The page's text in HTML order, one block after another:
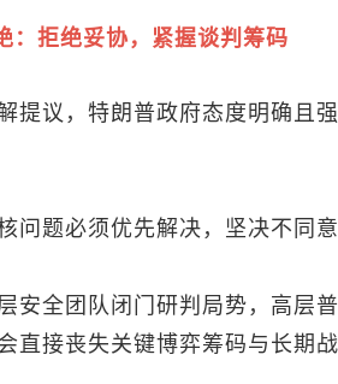
：拒绝妥协，紧握谈判筹码
提议，特朗普政府态度明确且
问题必须优先解决，坚决不同
安全团队闭门研判局势，高层
直接丧失关键博弈筹码与长期